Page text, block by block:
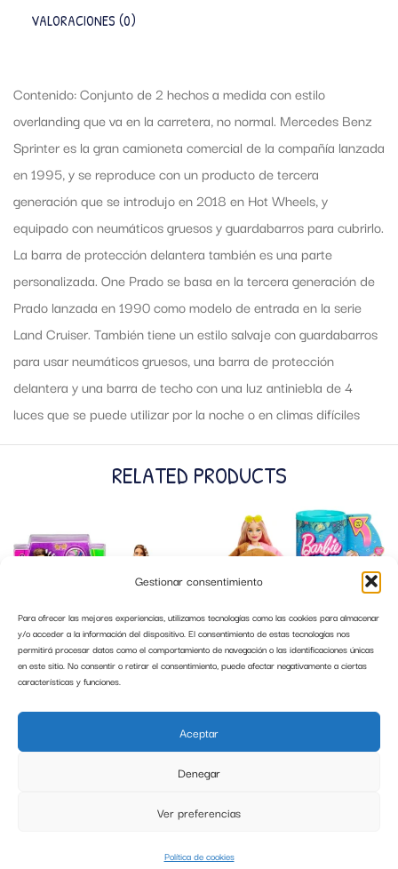
Gestionar consentimiento
Para ofrecer las mejores experiencias, utilizamos tecnologías como las cookies para almacenar
y/o acceder a la información del dispositivo. El consentimiento de estas tecnologías nos
permitirá procesar datos como el comportamiento de navegación o las identificaciones únicas
en este sitio. No consentir o retirar el consentimiento, puede afectar negativamente a ciertas
características y funciones.
Aceptar
Denegar
Ver preferencias
Política de cookies
VALORACIONES (0)
Contenido: Conjunto de 2 hechos a medida con estilo
overlanding que va en la carretera, no normal. Mercedes Benz
Sprinter es la gran camioneta comercial de la compañía lanzada
en 1995, y se reproduce con un producto de tercera
generación que se introdujo en 2018 en Hot Wheels, y
equipado con neumáticos gruesos y guardabarros para cubrirlo.
La barra de protección delantera también es una parte
personalizada. One Prado se basa en la tercera generación de
Prado lanzada en 1990 como modelo de entrada en la serie
Land Cruiser. También tiene un estilo salvaje con guardabarros
para usar neumáticos gruesos, una barra de protección
delantera y una barra de techo con una luz antiniebla de 4
luces que se puede utilizar por la noche o en climas difíciles
RELATED PRODUCTS
MATTEL GYJ78
MATTEL HKR01
SEARCH CART